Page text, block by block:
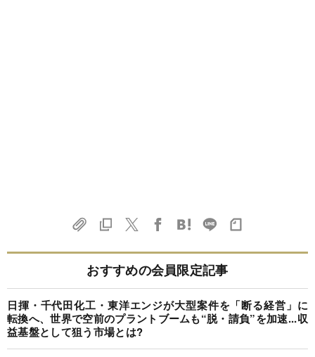
おすすめの会員限定記事
日揮・千代田化工・東洋エンジが大型案件を「断る経営」に
転換へ、世界で空前のプラントブームも“脱・請負”を加速...収
益基盤として狙う市場とは?